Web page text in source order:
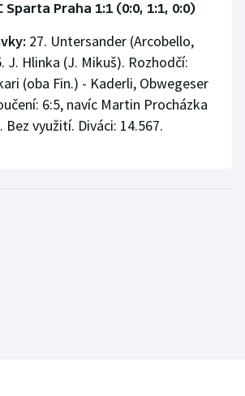
Sparta Praha 1:1 (0:0, 1:1, 0:0)
27. Untersander (Arcobello,
J. Hlinka (J. Mikuš). Rozhodčí:
(oba Fin.) - Kaderli, Obwegeser
6:5, navíc Martin Procházka
Bez využití. Diváci: 14.567.